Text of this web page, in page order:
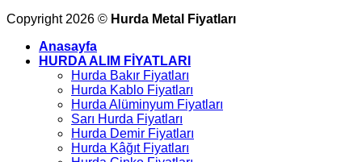
Copyright 2026 © Hurda Metal Fiyatları
Anasayfa
HURDA ALIM FİYATLARI
Hurda Bakır Fiyatları
Hurda Kablo Fiyatları
Hurda Alüminyum Fiyatları
Sarı Hurda Fiyatları
Hurda Demir Fiyatları
Hurda Kâğıt Fiyatları